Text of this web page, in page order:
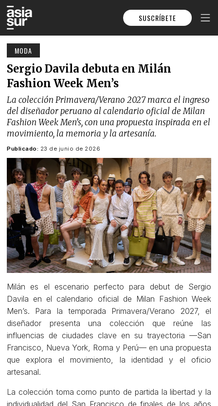
SUSCRÍBETE
MODA
Sergio Davila debuta en Milán
Fashion Week Men’s
La colección Primavera/Verano 2027 marca el ingreso
del diseñador peruano al calendario oficial de Milan
Fashion Week Men’s, con una propuesta inspirada en el
movimiento, la memoria y la artesanía.
Publicado: 23 de junio de 2026
Milán es el escenario perfecto para debut de Sergio
Davila en el calendario oficial de Milan Fashion Week
Men’s. Para la temporada Primavera/Verano 2027, el
diseñador presenta una colección que reúne las
influencias de ciudades clave en su trayectoria —San
Francisco, Nueva York, Roma y Perú— en una propuesta
que explora el movimiento, la identidad y el oficio
artesanal.
La colección toma como punto de partida la libertad y la